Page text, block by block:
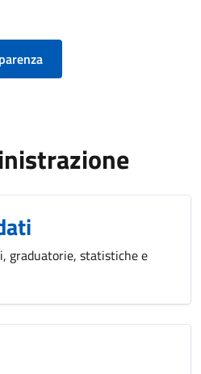
graduatorie, statistiche e